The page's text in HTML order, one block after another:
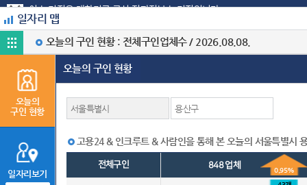
주메뉴 바로가기
본문 바로가기이 누리집은 대한민국 공식 전자정부 누리집입니다.
N 통계주제도 대화형 통계지도
일자리 맵
오늘의 구인 현황 : 전체구인업체수 / 2026.08.08.
오늘의
구인 현황
일자리보기
일
(2013.03.27 기준)
전체구인
오늘의 구인 현황
고용24 & 인크루트 & 사람인을 통해 본 오늘의 서울특별시
전체구인 848 업체